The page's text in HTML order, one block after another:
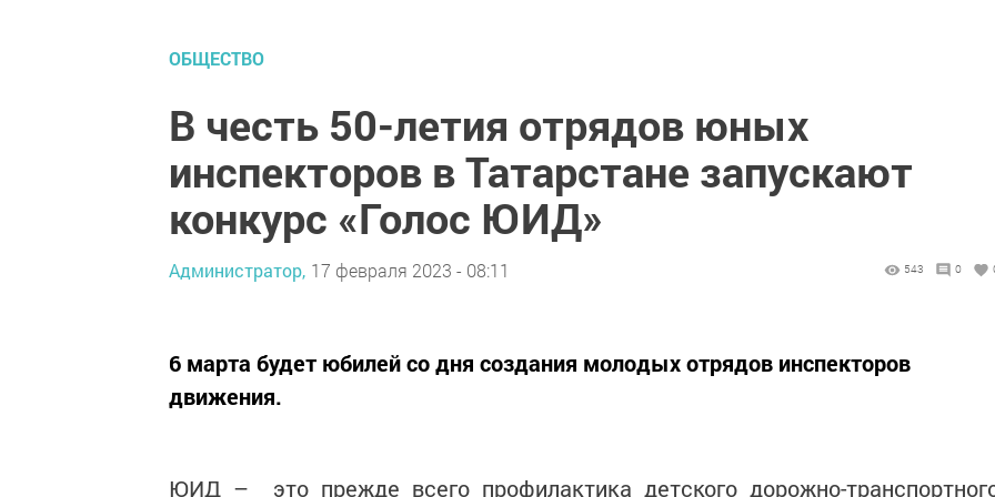
ОБЩЕСТВО
В честь 50-летия отрядов юных
инспекторов в Татарстане запускают
конкурс «Голос ЮИД»
Администратор, 17 февраля 2023 - 08:11 543 0
6 марта будет юбилей со дня создания молодых отрядов инспекторов
движения.
ЮИД – это прежде всего профилактика детского дорожно-